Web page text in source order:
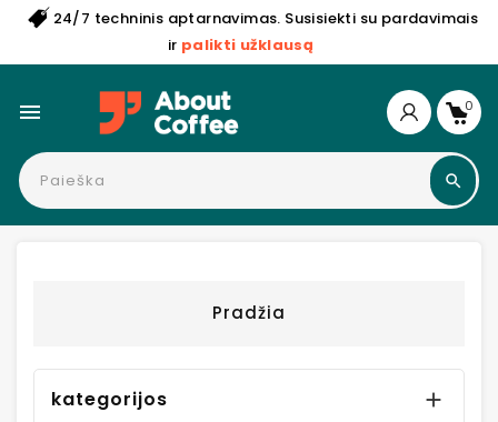
24/7 techninis aptarnavimas. Susisiekti su pardavimais
ir palikti užklausą
 0
Pradžia
kategorijos 